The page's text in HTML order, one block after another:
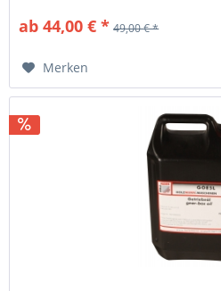
ab 44,00 € * 49,00 € *
Merken